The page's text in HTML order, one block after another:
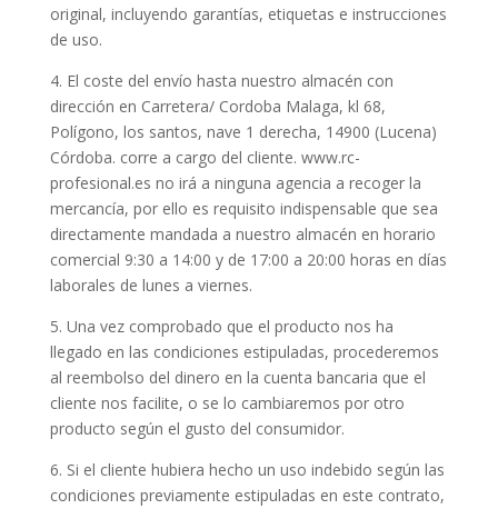
original, incluyendo garantías, etiquetas e instrucciones
de uso.
4. El coste del envío hasta nuestro almacén con
dirección en Carretera/ Cordoba Malaga, kl 68,
Polígono, los santos, nave 1 derecha, 14900 (Lucena)
Córdoba. corre a cargo del cliente. www.rc-
profesional.es no irá a ninguna agencia a recoger la
mercancía, por ello es requisito indispensable que sea
directamente mandada a nuestro almacén en horario
comercial 9:30 a 14:00 y de 17:00 a 20:00 horas en días
laborales de lunes a viernes.
5. Una vez comprobado que el producto nos ha
llegado en las condiciones estipuladas, procederemos
al reembolso del dinero en la cuenta bancaria que el
cliente nos facilite, o se lo cambiaremos por otro
producto según el gusto del consumidor.
6. Si el cliente hubiera hecho un uso indebido según las
condiciones previamente estipuladas en este contrato,